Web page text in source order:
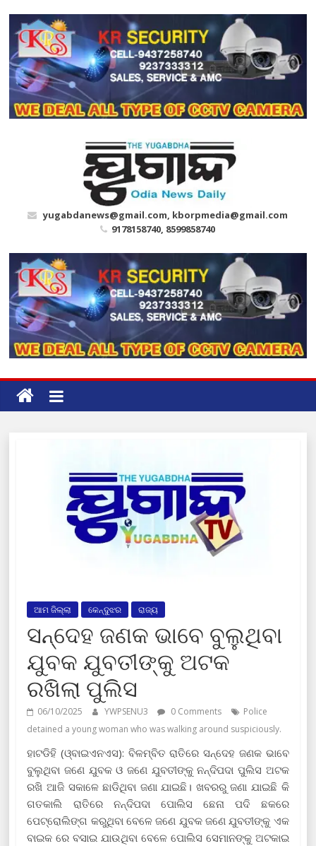
content
yugabdanews@gmail.com, kborpmedia@gmail.com
9178158740, 8599858740
ଆମ ଜିଲ୍ଲା କେନ୍ଦୁଝର ରାଜ୍ୟ
ସନ୍ଦେହ ଜଣକ ଭାବେ ବୁଲୁଥିବା
ଯୁବକ ଯୁବତୀଙ୍କୁ ଅଟକ
ରଖିଲା ପୁଲିସ
06/10/2025 YWPSENU3 0 Comments
Police
detained a young woman who was walking around suspiciously.
ହାଟଡିହି (ଓ୍ବାଇଏନଏସ): ବିଳମ୍ବିତ ରାତିରେ ସନ୍ଦେହ ଜଣକ ଭାବେ
ବୁଲୁଥିବା ଜଣେ ଯୁବକ ଓ ଜଣେ ଯୁବତୀଙ୍କୁ ନନ୍ଦିପଦା ପୁଲିସ ଅଟକ
ରଖି ଆଜି ସକାଳେ ଛାଡିଥିବା ଜଣା ଯାଇଛି। ଖବରରୁ ଜଣା ଯାଇଛି କି
ଗତକାଲି ରାତିରେ ନନ୍ଦିପଦା ପୋଲିସ ଛେନା ପଦି ଛକରେ
ପେଟ୍ରୋଲିଙ୍ଗ କରୁଥିବା ବେଳେ ଜଣେ ଯୁବକ ଜଣେ ଯୁବତୀଙ୍କୁ ଏକ
ବାଇକ ରେ ବସାଇ ଯାଉଥିବା ବେଳେ ପୋଲିସ ସେମାନଙ୍କୁ ଅଟକାଇ